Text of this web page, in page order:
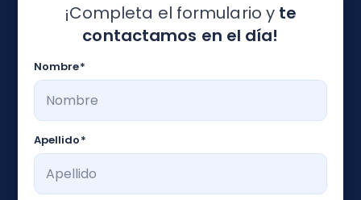
¡Completa el formulario y te
contactamos en el día!
Nombre*
Apellido*